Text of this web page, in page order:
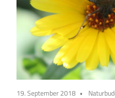
19. September 2018